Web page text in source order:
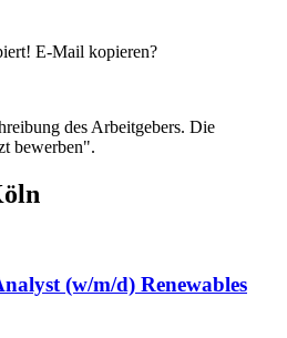
E-Mail kopieren?
des Arbeitgebers. Die
bewerben".
(w/m/d) Renewables